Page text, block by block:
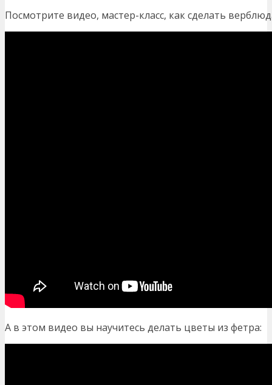
Посмотрите видео, мастер-класс, как сделать
А в этом видео вы научитесь делать цветы из фетра: